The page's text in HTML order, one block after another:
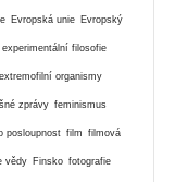
Evropská unie Evropský
experimentální filosofie
extremofilní organismy
zprávy feminismus
posloupnost film filmová
vědy Finsko fotografie